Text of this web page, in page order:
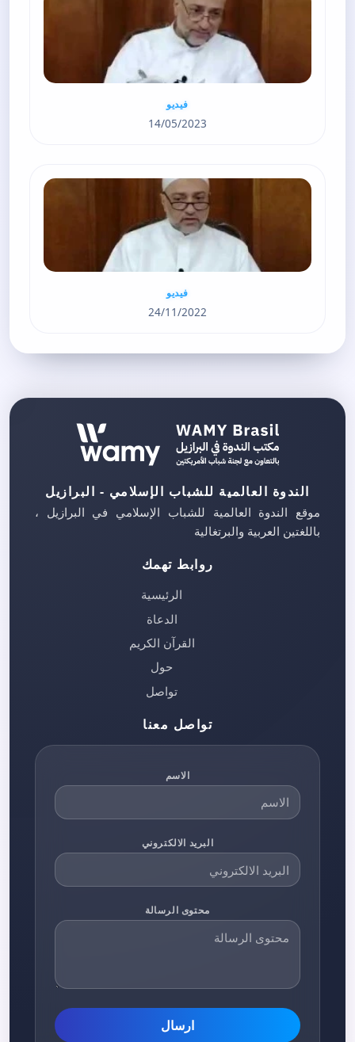
فيديو
14/05/2023
فيديو
24/11/2022
الندوة العالمية للشباب الإسلامي - البرازيل
موقع الندوة العالمية للشباب الإسلامي في البرازيل ،
باللغتين العربية والبرتغالية
روابط تهمك
الرئيسية
الدعاة
القرآن الكريم
حول
تواصل
تواصل معنا
الاسم
البريد الالكتروني
محتوى الرسالة
ارسال